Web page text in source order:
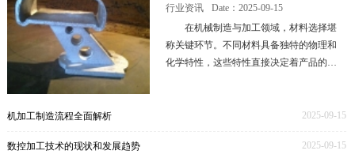
行业资讯
Date：2025-09-15
在机械制造与加工领域，材料选择堪
称关键环节。不同材料具备独特的物理和
化学特性，这些特性直接决定着产品的性
2025-09-15
机加工制造流程全面解析
2025-09-15
数控加工技术的现状和发展趋势